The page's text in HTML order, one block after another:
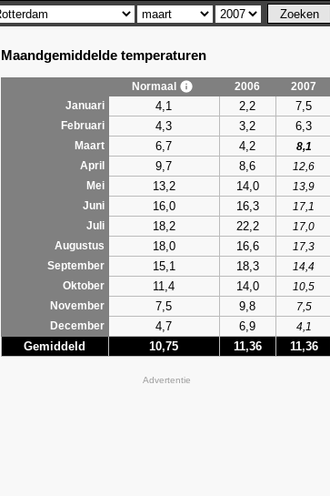
Maandgemiddelde temperaturen
Normaal 2006
2007
Januari
4,1 2,2 7,5
Februari 4,3 3,2 6,3
Maart 6,7 4,2
8,1
April
9,7 8,6
12,6
Mei
13,2 14,0
13,9
Juni
16,0 16,3
17,1
Juli
18,2 22,2
17,0
Augustus
18,0 16,6
17,3
September
15,1 18,3
14,4
Oktober
11,4 14,0
10,5
November
7,5 9,8
7,5
December
4,7 6,9 4,1
Gemiddeld 10,75 11,36 11,36
Advertentie